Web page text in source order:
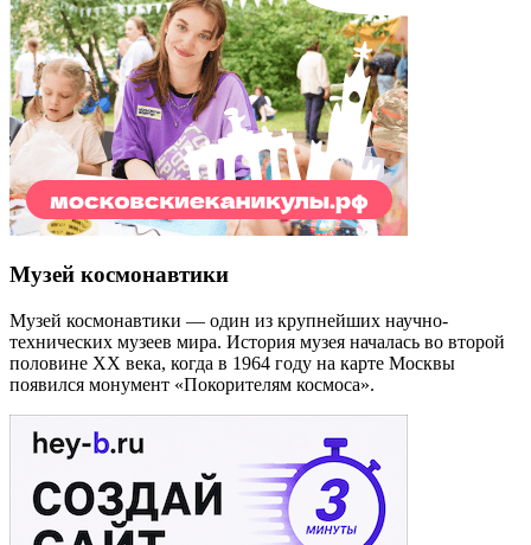
Музей космонавтики
Музей космонавтики — один из крупнейших научно-
технических музеев мира. История музея началась во второй
половине XX века, когда в 1964 году на карте Москвы
появился монумент «Покорителям космоса».